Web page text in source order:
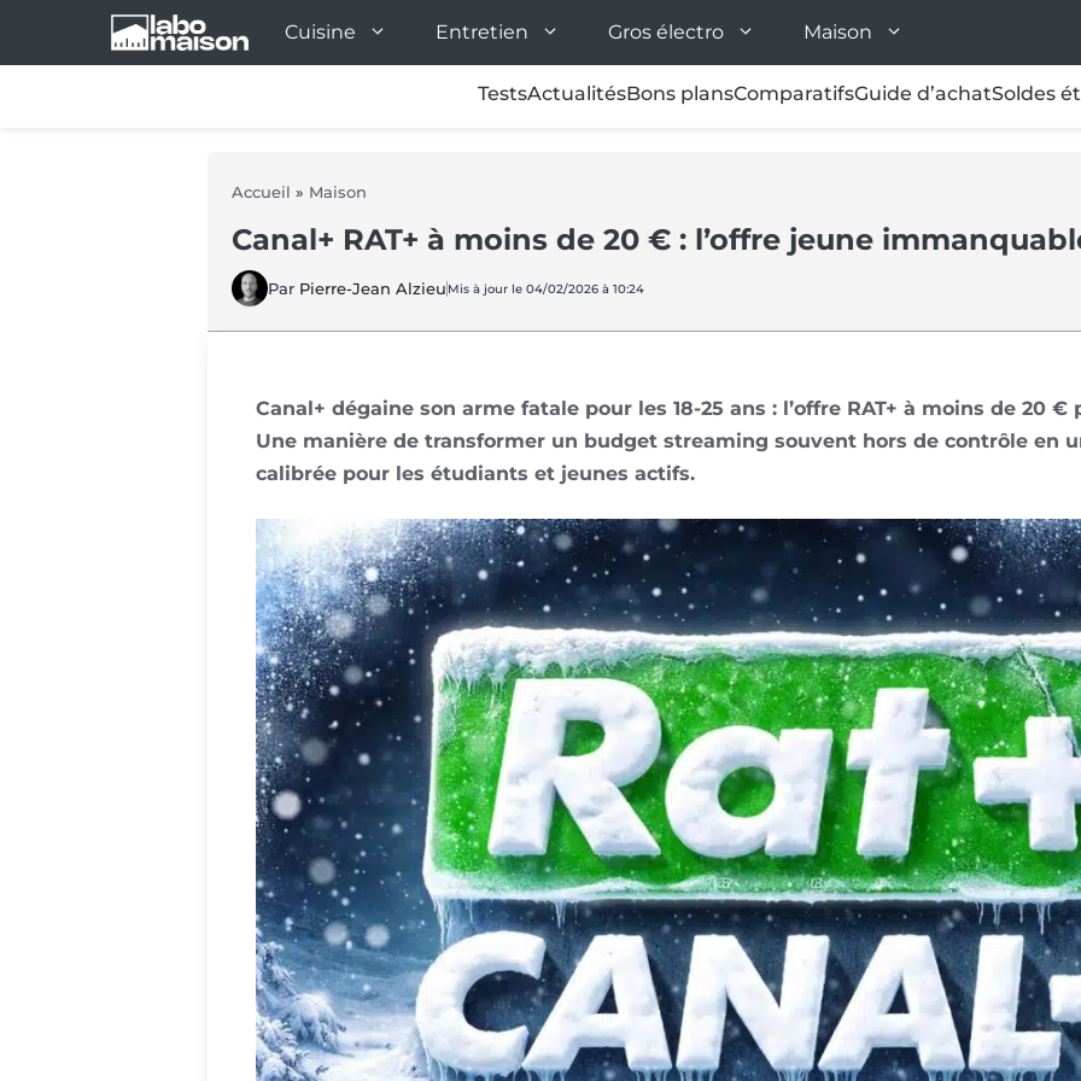
Cuisine Entretien Gros électro Maison
TestsActualitésBons plansComparatifsGuide d’achatSoldes
Accueil » Maison
Canal+ RAT+ à moins de 20 € : l’offre jeune
Par Pierre-Jean Alzieu Mis à jour le 04/02/2026 à 10:24
Canal+ dégaine son arme fatale pour les 18‑25 ans : l’offre RAT+ à moins de 20
Une manière de transformer un budget streaming souvent hors de contrôle en
calibrée pour les étudiants et jeunes actifs.